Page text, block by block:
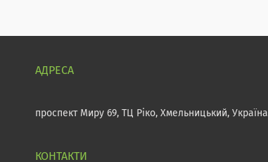
проспект Миру 69, ТЦ Ріко, Хмельницький, Україна